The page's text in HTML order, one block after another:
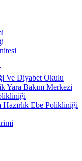
Ve Diyabet Okulu
Yara Bakım Merkezi
Hazırlık Ebe Polikliniği